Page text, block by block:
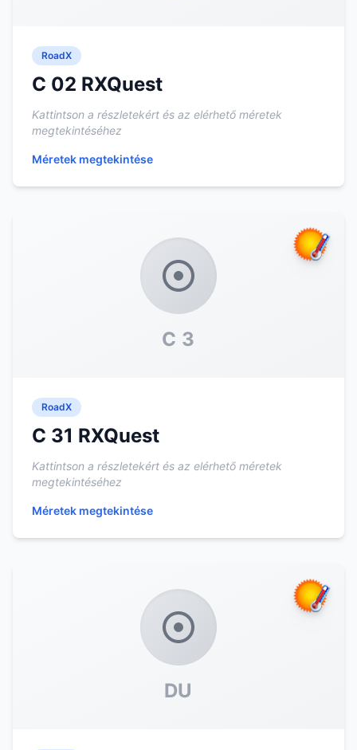
RoadX
C 02 RXQuest
Kattintson a részletekért és az elérhető méretek
megtekintéséhez
Méretek megtekintése
C 3
RoadX
C 31 RXQuest
Kattintson a részletekért és az elérhető méretek
megtekintéséhez
Méretek megtekintése
DU